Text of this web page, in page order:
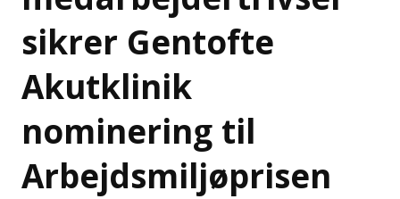
sikrer Gentofte
Akutklinik
nominering til
Arbejdsmiljøprisen